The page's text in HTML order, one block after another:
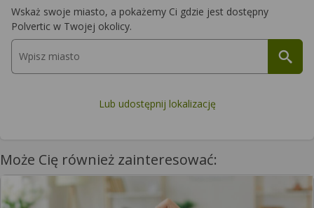
Wskaż swoje miasto, a pokażemy Ci gdzie jest dostępny
Polvertic w Twojej okolicy.
Lub udostępnij lokalizację
Może Cię również zainteresować: